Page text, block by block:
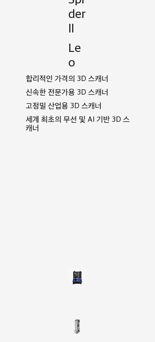
der
ll
Le
o
합리적인 가격의 3D 스캐너
신속한 전문가용 3D 스캐너
고정밀 산업용 3D 스캐너
세계 최초의 무선 및 AI 기반 3D 스
캐너